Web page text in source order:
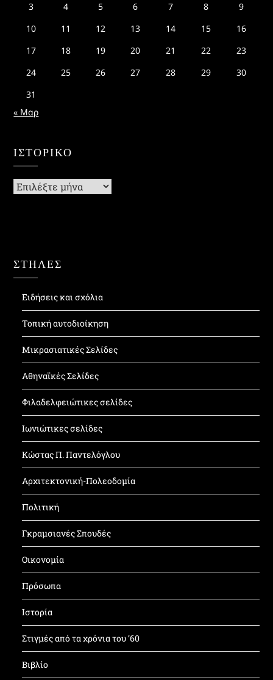
3
4 5 6 7 8
9
10
11 12 13 14 15
16
17
18 19 20 21 22
23
24
25 26 27 28 29
30
31
« Μαρ
ΙΣΤΟΡΙΚΌ
Ιστορικό
ΣΤΗΛΕΣ
Ειδήσεις και σχόλια
Τοπική αυτοδιοίκηση
Μικρασιατικές Σελίδες
Αθηναϊκές Σελίδες
Φιλαδελφειώτικες σελίδες
Ιωνιώτικες σελίδες
Κώστας Π. Παντελόγλου
Αρχιτεκτονική-Πολεοδομία
Πολιτική
Γκραμσιανές Σπουδές
Οικονομία
Πρόσωπα
Ιστορία
Στιγμές από τα χρόνια του ’60
Βιβλίο